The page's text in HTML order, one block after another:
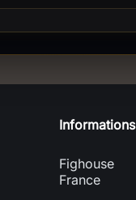
Informations
Fighouse
France